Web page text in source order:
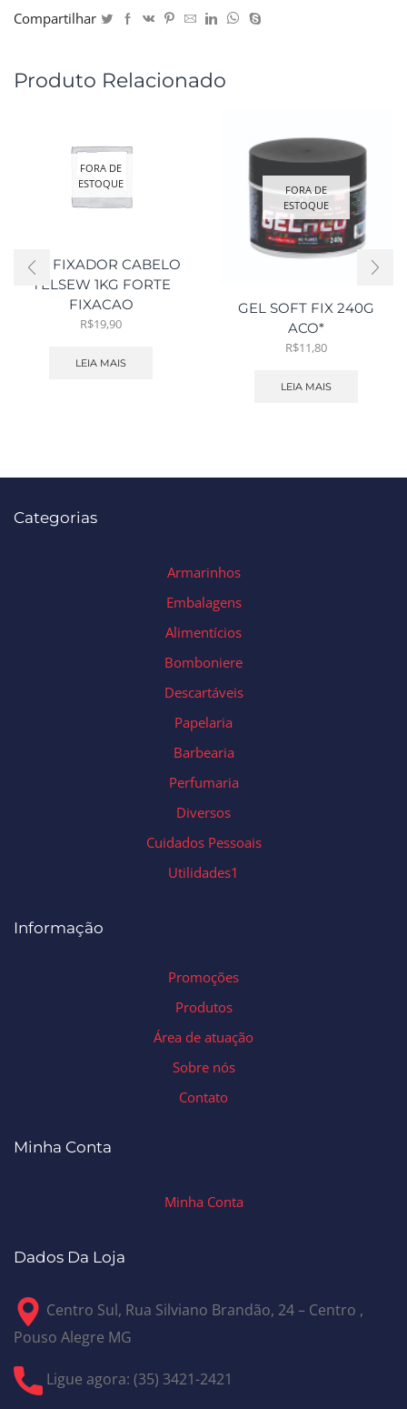
Compartilhar
Produto Relacionado
FORA DE
ESTOQUE
GEL FIXADOR CABELO
YELSEW 1KG FORTE
FIXACAO
R$19,90
LEIA MAIS
FORA DE
ESTOQUE
GEL SOFT FIX 240G
ACO*
R$11,80
LEIA MAIS
Categorias
Armarinhos
Embalagens
Alimentícios
Bomboniere
Descartáveis
Papelaria
Barbearia
Perfumaria
Diversos
Cuidados Pessoais
Utilidades1
Informação
Promoções
Produtos
Área de atuação
Sobre nós
Contato
Minha Conta
Minha Conta
Dados Da Loja
Centro Sul, Rua Silviano Brandão, 24 – Centro ,
Pouso Alegre MG
Ligue agora: (35) 3421-2421